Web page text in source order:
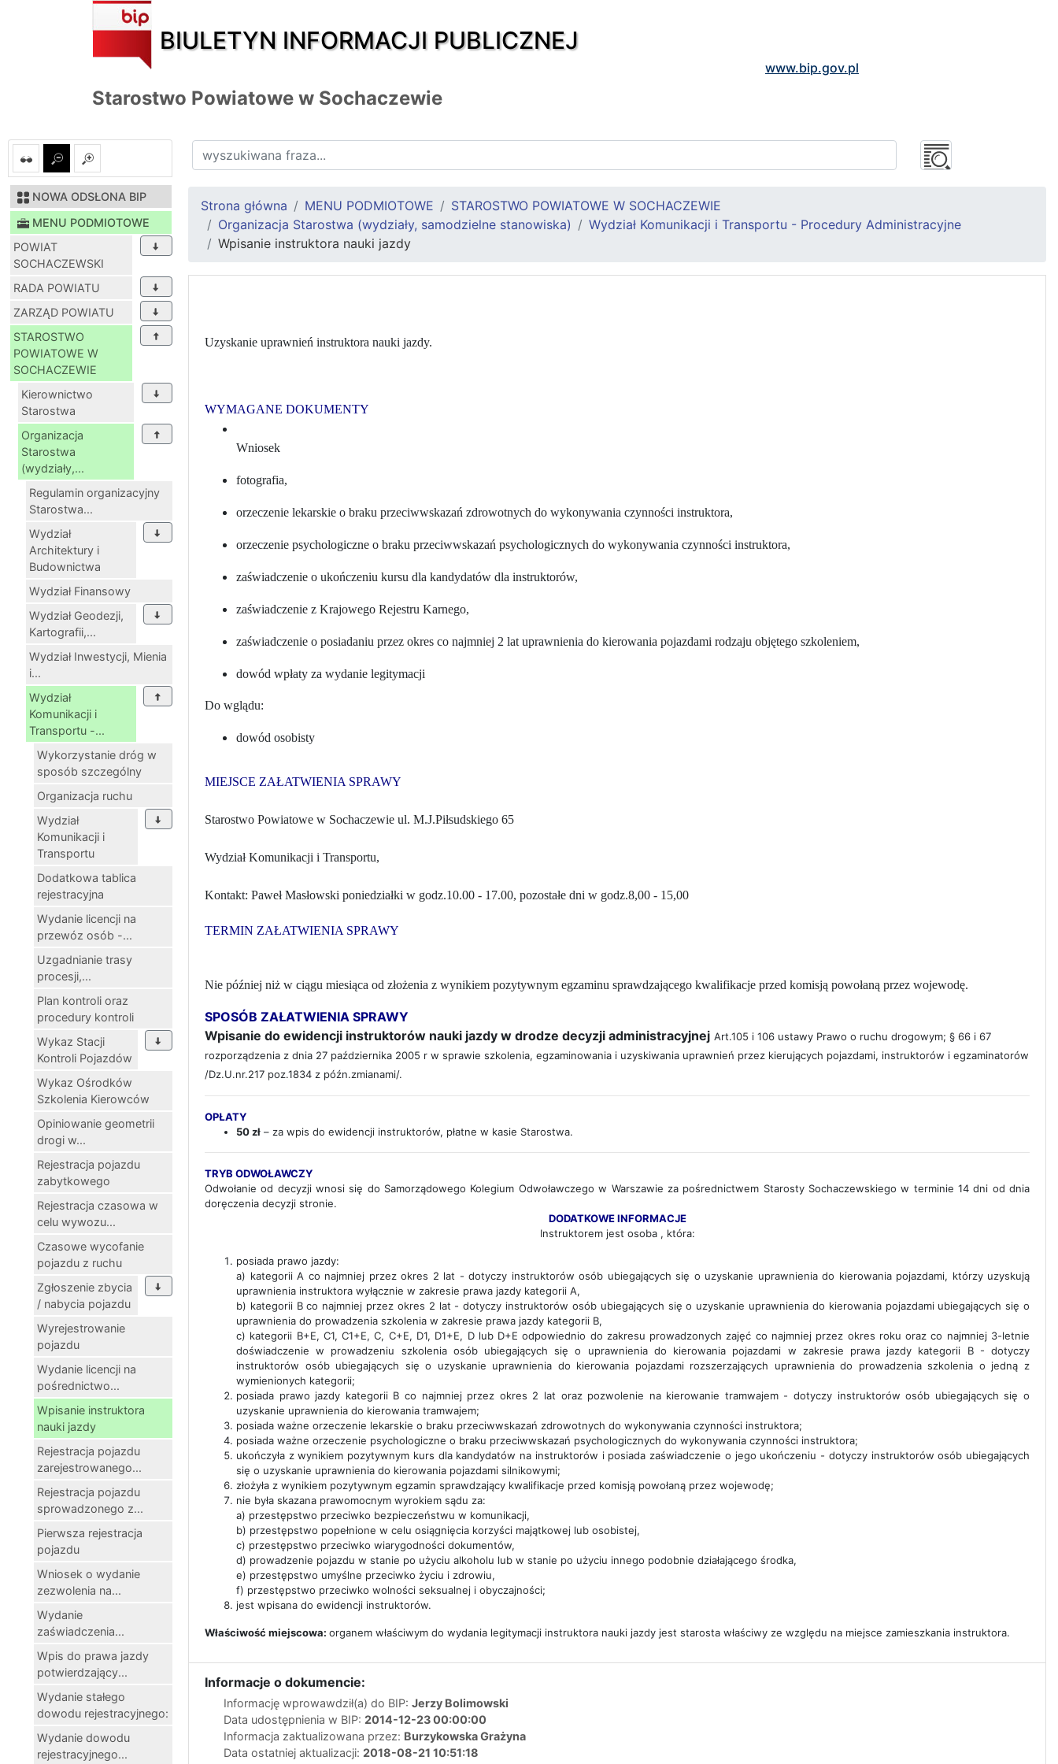
BIULETYN INFORMACJI PUBLICZNEJ
www.bip.gov.pl
Starostwo Powiatowe w Sochaczewie
NOWA ODSŁONA BIP
MENU PODMIOTOWE
POWIAT
SOCHACZEWSKI
RADA POWIATU
ZARZĄD POWIATU
STAROSTWO
POWIATOWE W
SOCHACZEWIE
Kierownictwo
Starostwa
Organizacja
Starostwa
(wydziały,...
Regulamin organizacyjny
Starostwa...
Wydział
Architektury i
Budownictwa
Wydział Finansowy
Wydział Geodezji,
Kartografii,...
Wydział Inwestycji, Mienia
i...
Wydział
Komunikacji i
Transportu -...
Wykorzystanie dróg w
sposób szczególny
Organizacja ruchu
Wydział
Komunikacji i
Transportu
Dodatkowa tablica
rejestracyjna
Wydanie licencji na
przewóz osób -...
Uzgadnianie trasy
procesji,...
Plan kontroli oraz
procedury kontroli
Wykaz Stacji
Kontroli Pojazdów
Wykaz Ośrodków
Szkolenia Kierowców
Opiniowanie geometrii
drogi w...
Rejestracja pojazdu
zabytkowego
Rejestracja czasowa w
celu wywozu...
Czasowe wycofanie
pojazdu z ruchu
Zgłoszenie zbycia
/ nabycia pojazdu
Wyrejestrowanie
pojazdu
Wydanie licencji na
pośrednictwo...
Wpisanie instruktora
nauki jazdy
Rejestracja pojazdu
zarejestrowanego...
Rejestracja pojazdu
sprowadzonego z...
Pierwsza rejestracja
pojazdu
Wniosek o wydanie
zezwolenia na...
Wydanie
zaświadczenia...
Wpis do prawa jazdy
potwierdzający...
Wydanie stałego
dowodu rejestracyjnego:
Wydanie dowodu
rejestracyjnego...
Strona główna MENU PODMIOTOWE
STAROSTWO POWIATOWE W SOCHACZEWIE
Organizacja Starostwa (wydziały, samodzielne stanowiska)
Wydział Komunikacji i Transportu - Procedury Administracyjne
Wpisanie instruktora nauki jazdy
Uzyskanie uprawnień instruktora nauki jazdy.
WYMAGANE DOKUMENTY
Wniosek
fotografia,
orzeczenie lekarskie o braku przeciwwskazań zdrowotnych do wykonywania czynności instruktora,
orzeczenie psychologiczne o braku przeciwwskazań psychologicznych do wykonywania czynności instruktora,
zaświadczenie o ukończeniu kursu dla kandydatów dla instruktorów,
zaświadczenie z Krajowego Rejestru Karnego,
zaświadczenie o posiadaniu przez okres co najmniej 2 lat uprawnienia do kierowania pojazdami rodzaju objętego szkoleniem,
dowód wpłaty za wydanie legitymacji
Do wglądu:
dowód osobisty
MIEJSCE ZAŁATWIENIA SPRAWY
Starostwo Powiatowe w Sochaczewie ul. M.J.Piłsudskiego 65
Wydział Komunikacji i Transportu,
Kontakt: Paweł Masłowski poniedziałki w godz.10.00 - 17.00, pozostałe dni w godz.8,00 - 15,00
TERMIN ZAŁATWIENIA SPRAWY
Nie później niż w ciągu miesiąca od złożenia z wynikiem pozytywnym egzaminu sprawdzającego kwalifikacje przed komisją powołaną przez wojewodę.
SPOSÓB ZAŁATWIENIA SPRAWY
Wpisanie do ewidencji instruktorów nauki jazdy w drodze decyzji administracyjnej Art.105 i 106 ustawy Prawo o ruchu drogowym; § 66 i 67
rozporządzenia z dnia 27 października 2005 r w sprawie szkolenia, egzaminowania i uzyskiwania uprawnień przez kierujących pojazdami, instruktorów i egzaminatorów
/Dz.U.nr.217 poz.1834 z późn.zmianami/.
OPŁATY
50 zł – za wpis do ewidencji instruktorów, płatne w kasie Starostwa.
TRYB ODWOŁAWCZY
Odwołanie od decyzji wnosi się do Samorządowego Kolegium Odwoławczego w Warszawie za pośrednictwem Starosty Sochaczewskiego w terminie 14 dni od dnia
doręczenia decyzji stronie.
DODATKOWE INFORMACJE
Instruktorem jest osoba , która:
posiada prawo jazdy:
a) kategorii A co najmniej przez okres 2 lat - dotyczy instruktorów osób ubiegających się o uzyskanie uprawnienia do kierowania pojazdami, którzy uzyskują
uprawnienia instruktora wyłącznie w zakresie prawa jazdy kategorii A,
b) kategorii B co najmniej przez okres 2 lat - dotyczy instruktorów osób ubiegających się o uzyskanie uprawnienia do kierowania pojazdami ubiegających się o
uprawnienia do prowadzenia szkolenia w zakresie prawa jazdy kategorii B,
c) kategorii B+E, C1, C1+E, C, C+E, D1, D1+E, D lub D+E odpowiednio do zakresu prowadzonych zajęć co najmniej przez okres roku oraz co najmniej 3-letnie
doświadczenie w prowadzeniu szkolenia osób ubiegających się o uprawnienia do kierowania pojazdami w zakresie prawa jazdy kategorii B - dotyczy
instruktorów osób ubiegających się o uzyskanie uprawnienia do kierowania pojazdami rozszerzających uprawnienia do prowadzenia szkolenia o jedną z
wymienionych kategorii;
posiada prawo jazdy kategorii B co najmniej przez okres 2 lat oraz pozwolenie na kierowanie tramwajem - dotyczy instruktorów osób ubiegających się o
uzyskanie uprawnienia do kierowania tramwajem;
posiada ważne orzeczenie lekarskie o braku przeciwwskazań zdrowotnych do wykonywania czynności instruktora;
posiada ważne orzeczenie psychologiczne o braku przeciwwskazań psychologicznych do wykonywania czynności instruktora;
ukończyła z wynikiem pozytywnym kurs dla kandydatów na instruktorów i posiada zaświadczenie o jego ukończeniu - dotyczy instruktorów osób ubiegających
się o uzyskanie uprawnienia do kierowania pojazdami silnikowymi;
złożyła z wynikiem pozytywnym egzamin sprawdzający kwalifikacje przed komisją powołaną przez wojewodę;
nie była skazana prawomocnym wyrokiem sądu za:
a) przestępstwo przeciwko bezpieczeństwu w komunikacji,
b) przestępstwo popełnione w celu osiągnięcia korzyści majątkowej lub osobistej,
c) przestępstwo przeciwko wiarygodności dokumentów,
d) prowadzenie pojazdu w stanie po użyciu alkoholu lub w stanie po użyciu innego podobnie działającego środka,
e) przestępstwo umyślne przeciwko życiu i zdrowiu,
f) przestępstwo przeciwko wolności seksualnej i obyczajności;
jest wpisana do ewidencji instruktorów.
Właściwość miejscowa: organem właściwym do wydania legitymacji instruktora nauki jazdy jest starosta właściwy ze względu na miejsce zamieszkania instruktora.
Informacje o dokumencie:
Informację wprowawdził(a) do BIP: Jerzy Bolimowski
Data udostępnienia w BIP: 2014-12-23 00:00:00
Informacja zaktualizowana przez: Burzykowska Grażyna
Data ostatniej aktualizacji: 2018-08-21 10:51:18